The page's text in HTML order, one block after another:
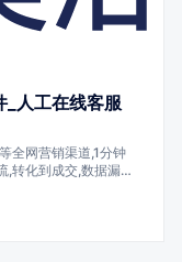
_人工在线客服
全网营销渠道,1分钟
,转化到成交,数据漏斗